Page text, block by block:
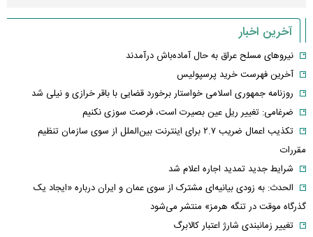
آخرین اخبار
نیروهای مسلح عراق به حال آماده‌باش درآمدند
آخرین فهرست خرید پرسپولیس
روزنامه جمهوری اسلامی خواستار برخورد قضایی با باقر خرازی و نیلی شد
ضرغامی: تغییر ریل عین بصیرت است، فرصت سوزی نکنیم
تکذیب اعمال ضریب ۲.۷ برای اینترنت بین‌الملل از سوی سازمان تنظیم
مقررات
شرایط جدید تمدید اجاره اعلام شد
الحدث: به زودی بیانیه‌ای مشترک از سوی عمان و ایران درباره «ایجاد یک
گذرگاه موقت در تنگه هرمز» منتشر می‌شود
تغییر زمانبندی‌ شارژ اعتبار کالابرگ